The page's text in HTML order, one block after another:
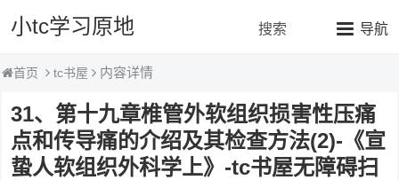
小tc学习原地 导航
搜索
首页 tc书屋 内容详情
31、第十九章椎管外软组织损害性压痛
点和传导痛的介绍及其检查方法(2)-《宣
蛰人软组织外科学上》-tc书屋无障碍扫